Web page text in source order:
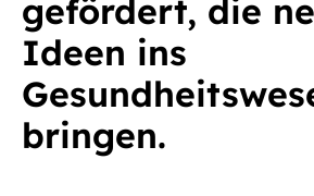
gefördert, die
Ideen ins
bringen.